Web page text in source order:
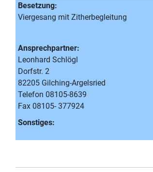
Besetzung:
Viergesang mit Zitherbegleitung
Ansprechpartner:
Leonhard Schlögl
Dorfstr. 2
82205 Gilching-Argelsried
Telefon 08105-8639
Fax 08105- 377924
Sonstiges: